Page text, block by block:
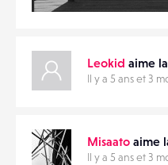
Leokid aime
Il y a 5 ans et 3
Misaato aime
Il y a 5 ans et 3